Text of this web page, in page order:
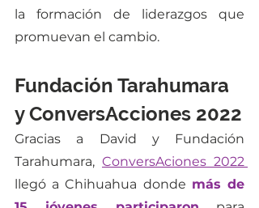
la formación de liderazgos que
promuevan el cambio.
Fundación Tarahumara
y ConversAcciones 2022
Gracias a David y Fundación
Tarahumara,
llegó a Chihuahua donde más de